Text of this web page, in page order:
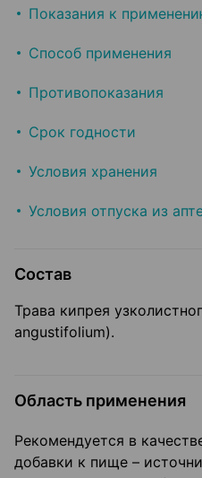
Показания к
Способ применения
Противопоказания
Срок годности
Условия хранения
Условия отпуска из
Состав
Трава кипрея
angustifolium).
Область применения
Рекомендуется в
добавки к пище –